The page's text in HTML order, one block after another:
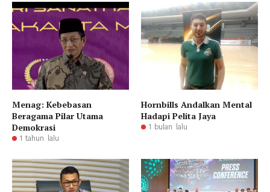
Menag: Kebebasan
Beragama Pilar Utama
Demokrasi
1 tahun lalu
Hornbills Andalkan Mental
Hadapi Pelita Jaya
1 bulan lalu